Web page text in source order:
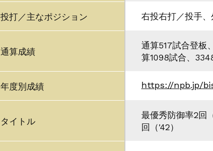
投打／主なポジション 右投右打／投手
通算成績
通算517試合登
算1098試合、
年度別成績 https://npb.jp/
タイトル
最優秀防御率2回
回（'42）